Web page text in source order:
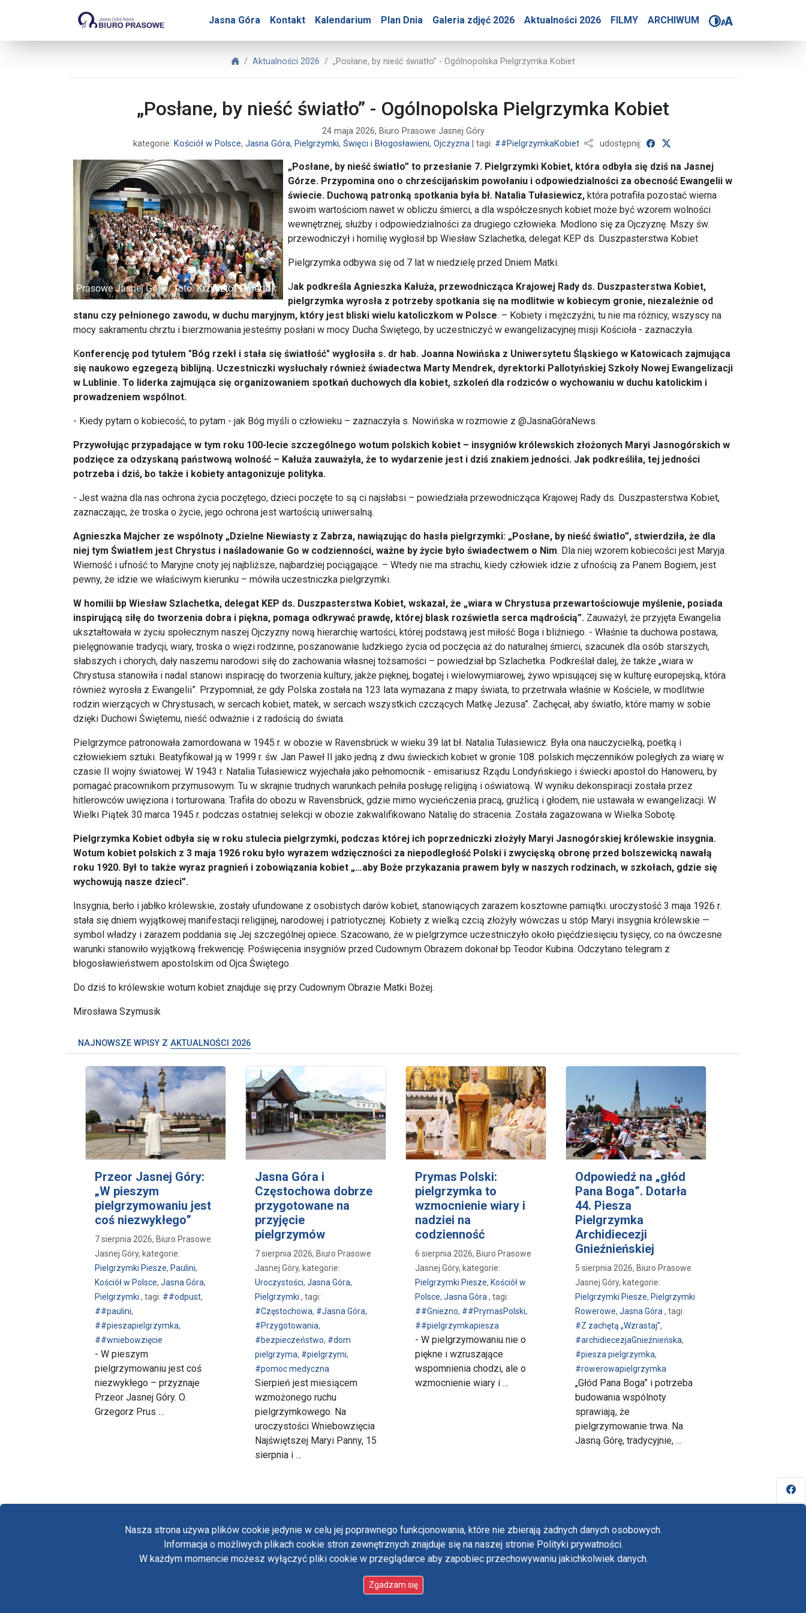
Nasza strona używa plików cookie jedynie w celu jej poprawnego funkcjonowania, które nie zbierają żadnych danych osobowych.
Informacja o możliwych plikach cookie stron zewnętrznych znajduje się na naszej stronie Polityki prywatności.
W każdym momencie możesz wyłączyć pliki cookie w przeglądarce aby zapobiec przechowywaniu jakichkolwiek danych.
Zgadzam się
Jasna Góra Kontakt Kalendarium Plan Dnia Galeria zdjęć 2026 Aktualności 2026 FILMY ARCHIWUM
Biuro Prasowe Jasnej Góry – „Posłane, by nieść światło” - Ogólnopolska
Biuro Prasowe Jasnej Góry
Aktualności 2026 „Posłane, by nieść światło” - Ogólnopolska Pielgrzymka Kobiet
„Posłane, by nieść światło” - Ogólnopolska Pielgrzymka Kobiet
24 maja 2026, Biuro Prasowe Jasnej Góry
kategorie: Kościół w Polsce, Jasna Góra, Pielgrzymki, Święci i Błogosławieni, Ojczyzna | tagi: ##PielgrzymkaKobiet udostępnij: udostępnij na Facebooku
„Posłane, by nieść światło” to przesłanie 7. Pielgrzymki Kobiet, która odbyła się dziś na Jasnej
Górze. Przypomina ono o chrześcijańskim powołaniu i odpowiedzialności za obecność Ewangelii w
świecie. Duchową patronką spotkania była bł. Natalia Tułasiewicz, która potrafiła pozostać wierna
swoim wartościom nawet w obliczu śmierci, a dla współczesnych kobiet może być wzorem wolności
wewnętrznej, służby i odpowiedzialności za drugiego człowieka. Modlono się za Ojczyznę. Mszy św.
przewodniczył i homilię wygłosił bp Wiesław Szlachetka, delegat KEP ds. Duszpasterstwa Kobiet
Pielgrzymka odbywa się od 7 lat w niedzielę przed Dniem Matki.
Jak podkreśla Agnieszka Kałuża, przewodnicząca Krajowej Rady ds. Duszpasterstwa Kobiet,
pielgrzymka wyrosła z potrzeby spotkania się na modlitwie w kobiecym gronie, niezależnie od
stanu czy pełnionego zawodu, w duchu maryjnym, który jest bliski wielu katoliczkom w Polsce. – Kobiety i mężczyźni, tu nie ma różnicy, wszyscy na
mocy sakramentu chrztu i bierzmowania jesteśmy posłani w mocy Ducha Świętego, by uczestniczyć w ewangelizacyjnej misji Kościoła - zaznaczyła.
Konferencję pod tytułem "Bóg rzekł i stała się światłość" wygłosiła s. dr hab. Joanna Nowińska z Uniwersytetu Śląskiego w Katowicach zajmująca
się naukowo egzegezą biblijną. Uczestniczki wysłuchały również świadectwa Marty Mendrek, dyrektorki Pallotyńskiej Szkoły Nowej Ewangelizacji
w Lublinie. To liderka zajmująca się organizowaniem spotkań duchowych dla kobiet, szkoleń dla rodziców o wychowaniu w duchu katolickim i
prowadzeniem wspólnot.
- Kiedy pytam o kobiecość, to pytam - jak Bóg myśli o człowieku – zaznaczyła s. Nowińska w rozmowie z @JasnaGóraNews.
Przywołując przypadające w tym roku 100-lecie szczególnego wotum polskich kobiet – insygniów królewskich złożonych Maryi Jasnogórskich w
podzięce za odzyskaną państwową wolność – Kałuża zauważyła, że to wydarzenie jest i dziś znakiem jedności. Jak podkreśliła, tej jedności
potrzeba i dziś, bo także i kobiety antagonizuje polityka.
- Jest ważna dla nas ochrona życia poczętego, dzieci poczęte to są ci najsłabsi – powiedziała przewodnicząca Krajowej Rady ds. Duszpasterstwa Kobiet,
zaznaczając, że troska o życie, jego ochrona jest wartością uniwersalną.
Agnieszka Majcher ze wspólnoty „Dzielne Niewiasty z Zabrza, nawiązując do hasła pielgrzymki: „Posłane, by nieść światło”, stwierdziła, że dla
niej tym Światłem jest Chrystus i naśladowanie Go w codzienności, ważne by życie było świadectwem o Nim. Dla niej wzorem kobiecości jest Maryja.
Wierność i ufność to Maryjne cnoty jej najbliższe, najbardziej pociągające. – Wtedy nie ma strachu, kiedy człowiek idzie z ufnością za Panem Bogiem, jest
pewny, że idzie we właściwym kierunku – mówiła uczestniczka pielgrzymki.
W homilii bp Wiesław Szlachetka, delegat KEP ds. Duszpasterstwa Kobiet, wskazał, że „wiara w Chrystusa przewartościowuje myślenie, posiada
inspirującą siłę do tworzenia dobra i piękna, pomaga odkrywać prawdę, której blask rozświetla serca mądrością”. Zauważył, że przyjęta Ewangelia
ukształtowała w życiu społecznym naszej Ojczyzny nową hierarchię wartości, której podstawą jest miłość Boga i bliźniego. - Właśnie ta duchowa postawa,
pielęgnowanie tradycji, wiary, troska o więzi rodzinne, poszanowanie ludzkiego życia od poczęcia aż do naturalnej śmierci, szacunek dla osób starszych,
słabszych i chorych, dały naszemu narodowi siłę do zachowania własnej tożsamości – powiedział bp Szlachetka. Podkreślał dalej, że także „wiara w
Chrystusa stanowiła i nadal stanowi inspirację do tworzenia kultury, jakże pięknej, bogatej i wielowymiarowej, żywo wpisującej się w kulturę europejską, która
również wyrosła z Ewangelii”. Przypomniał, że gdy Polska została na 123 lata wymazana z mapy świata, to przetrwała właśnie w Kościele, w modlitwie
rodzin wierzących w Chrystusach, w sercach kobiet, matek, w sercach wszystkich czczących Matkę Jezusa”. Zachęcał, aby światło, które mamy w sobie
dzięki Duchowi Świętemu, nieść odważnie i z radością do świata.
Pielgrzymce patronowała zamordowana w 1945 r. w obozie w Ravensbrück w wieku 39 lat bł. Natalia Tułasiewicz. Była ona nauczycielką, poetką i
człowiekiem sztuki. Beatyfikował ją w 1999 r. św. Jan Paweł II jako jedną z dwu świeckich kobiet w gronie 108. polskich męczenników poległych za wiarę w
czasie II wojny światowej. W 1943 r. Natalia Tułasiewicz wyjechała jako pełnomocnik - emisariusz Rządu Londyńskiego i świecki apostoł do Hanoweru, by
pomagać pracownikom przymusowym. Tu w skrajnie trudnych warunkach pełniła posługę religijną i oświatową. W wyniku dekonspiracji została przez
hitlerowców uwięziona i torturowana. Trafiła do obozu w Ravensbrück, gdzie mimo wycieńczenia pracą, gruźlicą i głodem, nie ustawała w ewangelizacji. W
Wielki Piątek 30 marca 1945 r. podczas ostatniej selekcji w obozie zakwalifikowano Natalię do stracenia. Została zagazowana w Wielka Sobotę.
Pielgrzymka Kobiet odbyła się w roku stulecia pielgrzymki, podczas której ich poprzedniczki złożyły Maryi Jasnogórskiej królewskie insygnia.
Wotum kobiet polskich z 3 maja 1926 roku było wyrazem wdzięczności za niepodległość Polski i zwycięską obronę przed bolszewicką nawałą
roku 1920. Był to także wyraz pragnień i zobowiązania kobiet „…aby Boże przykazania prawem były w naszych rodzinach, w szkołach, gdzie się
wychowują nasze dzieci”.
Insygnia, berło i jabłko królewskie, zostały ufundowane z osobistych darów kobiet, stanowiących zarazem kosztowne pamiątki. uroczystość 3 maja 1926 r.
stała się dniem wyjątkowej manifestacji religijnej, narodowej i patriotycznej. Kobiety z wielką czcią złożyły wówczas u stóp Maryi insygnia królewskie —
symbol władzy i zarazem poddania się Jej szczególnej opiece. Szacowano, że w pielgrzymce uczestniczyło około pięćdziesięciu tysięcy, co na ówczesne
warunki stanowiło wyjątkową frekwencję. Poświęcenia insygniów przed Cudownym Obrazem dokonał bp Teodor Kubina. Odczytano telegram z
błogosławieństwem apostolskim od Ojca Świętego.
Do dziś to królewskie wotum kobiet znajduje się przy Cudownym Obrazie Matki Bożej.
Mirosława Szymusik
NAJNOWSZE WPISY Z AKTUALNOŚCI 2026
Przeor Jasnej Góry:
„W pieszym
pielgrzymowaniu jest
coś niezwykłego”
7 sierpnia 2026, Biuro Prasowe
Jasnej Góry, kategorie:
Pielgrzymki Piesze, Paulini,
Kościół w Polsce, Jasna Góra,
Pielgrzymki , tagi: ##odpust,
##paulini,
##pieszapielgrzymka,
##wniebowzięcie
- W pieszym
pielgrzymowaniu jest coś
niezwykłego – przyznaje
Przeor Jasnej Góry. O.
Grzegorz Prus …
Jasna Góra i
Częstochowa dobrze
przygotowane na
przyjęcie
pielgrzymów
7 sierpnia 2026, Biuro Prasowe
Jasnej Góry, kategorie:
Uroczystości, Jasna Góra,
Pielgrzymki , tagi:
#Częstochowa, #Jasna Góra,
#Przygotowania,
#bezpieczeństwo, #dom
pielgrzyma, #pielgrzymi,
#pomoc medyczna
Sierpień jest miesiącem
wzmożonego ruchu
pielgrzymkowego. Na
uroczystości Wniebowzięcia
Najświętszej Maryi Panny, 15
sierpnia i …
Prymas Polski:
pielgrzymka to
wzmocnienie wiary i
nadziei na
codzienność
6 sierpnia 2026, Biuro Prasowe
Jasnej Góry, kategorie:
Pielgrzymki Piesze, Kościół w
Polsce, Jasna Góra, tagi:
##Gniezno, ##PrymasPolski,
##pielgrzymkapiesza
- W pielgrzymowaniu nie o
piękne i wzruszające
wspomnienia chodzi, ale o
wzmocnienie wiary i …
Odpowiedź na „głód
Pana Boga”. Dotarła
44. Piesza
Pielgrzymka
Archidiecezji
Gnieźnieńskiej
5 sierpnia 2026, Biuro Prasowe
Jasnej Góry, kategorie:
Pielgrzymki Piesze, Pielgrzymki
Rowerowe, Jasna Góra, tagi:
#Z zachętą „Wzrastaj”,
#archidiecezjaGnieźnieńska,
#piesza pielgrzymka,
#rowerowapielgrzymka
„Głód Pana Boga” i potrzeba
budowania wspólnoty
sprawiają, że
pielgrzymowanie trwa. Na
Jasną Górę, tradycyjnie, …
Copyright © Biuro Prasowe Jasnej Góry 2026/ designed by:ordigital.pl
Polityka prywatności
Oświadczenie o dostępności